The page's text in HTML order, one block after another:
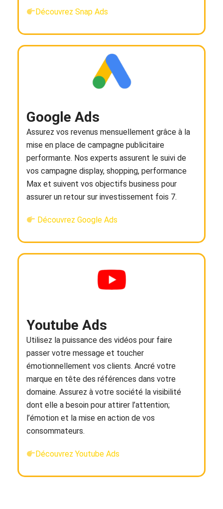
Découvrez Snap Ads
Google Ads
Assurez vos revenus mensuellement grâce à la
mise en place de campagne publicitaire
performante. Nos experts assurent le suivi de
vos campagne display, shopping, performance
Max et suivent vos objectifs business pour
assurer un retour sur investissement fois 7.
Découvrez Google Ads
Youtube Ads
Utilisez la puissance des vidéos pour faire
passer votre message et toucher
émotionnellement vos clients. Ancré votre
marque en tête des références dans votre
domaine. Assurez à votre société la visibilité
dont elle a besoin pour attirer l’attention;
l’émotion et la mise en action de vos
consommateurs.
Découvrez Youtube Ads